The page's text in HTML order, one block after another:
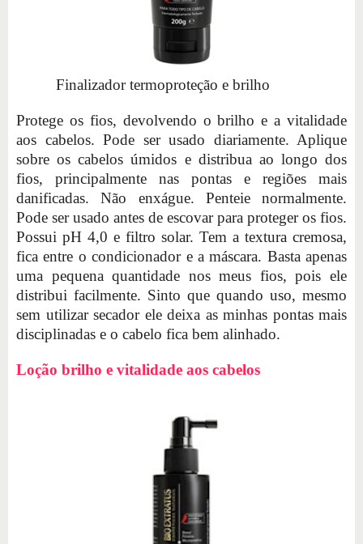
Finalizador termoproteção e brilho
Protege os fios, devolvendo o brilho e a vitalidade
aos cabelos. Pode ser usado diariamente. Aplique
sobre os cabelos úmidos e distribua ao longo dos
fios, principalmente nas pontas e regiões mais
danificadas. Não enxágue. Penteie normalmente.
Pode ser usado antes de escovar para proteger os fios.
Possui pH 4,0 e filtro solar. Tem a textura cremosa,
fica entre o condicionador e a máscara. Basta apenas
uma pequena quantidade nos meus fios, pois ele
distribui facilmente. Sinto que quando uso, mesmo
sem utilizar secador ele deixa as minhas pontas mais
disciplinadas e o cabelo fica bem alinhado.
Loção brilho e vitalidade aos cabelos